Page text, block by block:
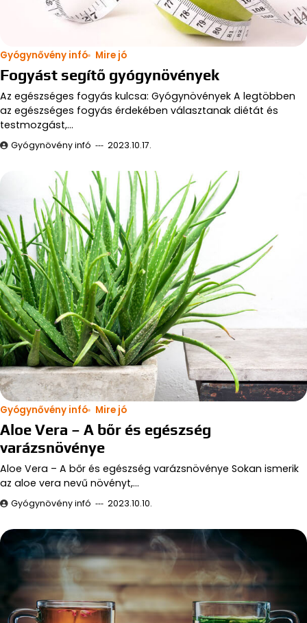
Gyógynővény infó Mire jó
Fogyást segítő gyógynövények
Az egészséges fogyás kulcsa: Gyógynövények A legtöbben
az egészséges fogyás érdekében választanak diétát és
testmozgást,…
Gyógynövény infó 2023.10.17.
Gyógynővény infó Mire jó
Aloe Vera – A bőr és egészség
varázsnövénye
Aloe Vera – A bőr és egészség varázsnövénye Sokan ismerik
az aloe vera nevű növényt,…
Gyógynövény infó 2023.10.10.